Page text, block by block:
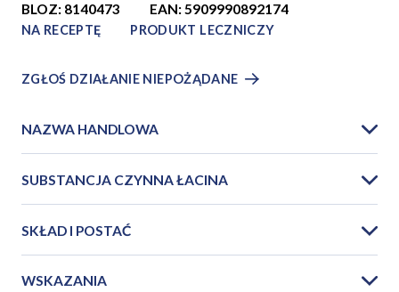
BLOZ: 8140473 EAN: 5909990892174
NA RECEPTĘ PRODUKT LECZNICZY
ZGŁOŚ DZIAŁANIE NIEPOŻĄDANE
NAZWA HANDLOWA
SUBSTANCJA CZYNNA ŁACINA
SKŁAD I POSTAĆ
WSKAZANIA